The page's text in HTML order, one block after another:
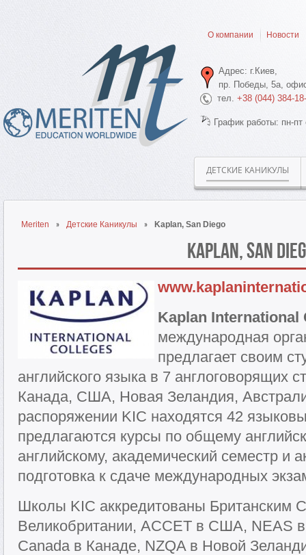
О компании Новости
Адрес: г.Киев,
пр. Победы, 5а,
тел. +38 (044) 384-
График работы: пн-
ДЕТСКИЕ КАНИКУЛЫ
Meriten Детские Каникулы Kaplan, San Diego
Kaplan, San
Kaplan International
международная
предлагает своим
английского языка в 7 англоговорящих
Канада, США, Новая Зеландия,
распоряжении KIC находятся 42
предлагаются курсы по общему
английскому, академический семестр и
подготовка к сдаче международных
Школы KIC аккредитованы Британским
Великобритании, АССЕТ в США, NEAS в
Canada в Канаде, NZQA в Новой